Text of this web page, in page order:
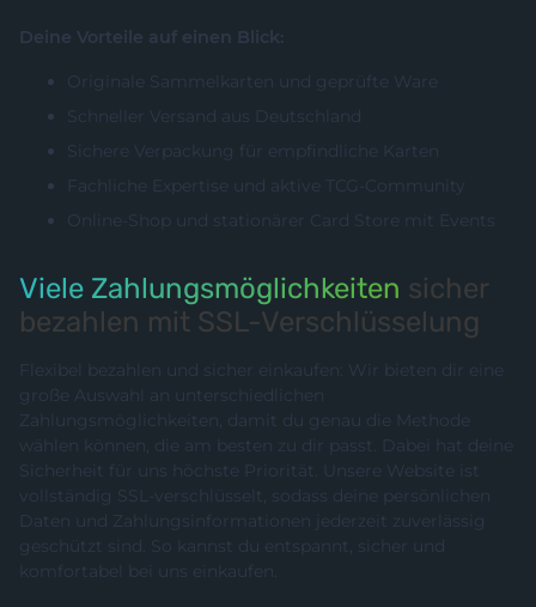
Deine Vorteile auf einen Blick:
Originale Sammelkarten und geprüfte Ware
Schneller Versand aus Deutschland
Sichere Verpackung für empfindliche Karten
Fachliche Expertise und aktive TCG-Community
Online-Shop und stationärer Card Store mit Events
Viele Zahlungsmöglichkeiten sicher
bezahlen mit SSL-Verschlüsselung
Flexibel bezahlen und sicher einkaufen: Wir bieten dir eine
große Auswahl an unterschiedlichen
Zahlungsmöglichkeiten, damit du genau die Methode
wählen können, die am besten zu dir passt. Dabei hat deine
Sicherheit für uns höchste Priorität. Unsere Website ist
vollständig SSL-verschlüsselt, sodass deine persönlichen
Daten und Zahlungsinformationen jederzeit zuverlässig
geschützt sind. So kannst du entspannt, sicher und
komfortabel bei uns einkaufen.